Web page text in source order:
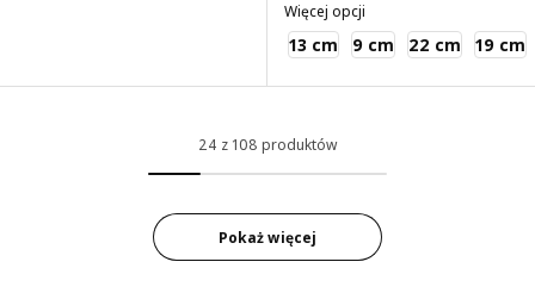
Więcej opcji
IKEA 365+
13 cm 9 cm 22 cm 19 cm
24 z 108 produktów
Pokaż więcej